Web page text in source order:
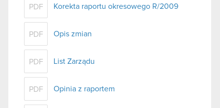
PDF Korekta raportu okresowego R/2009
PDF Opis zmian
PDF List Zarządu
PDF Opinia z raportem